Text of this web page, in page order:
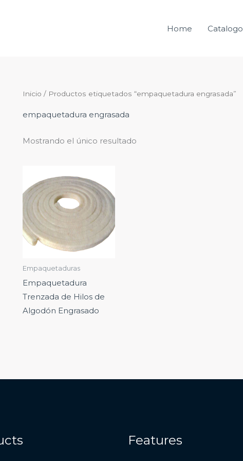
Home Catalogo
Inicio / Productos etiquetados “empaquetadura engrasada”
empaquetadura engrasada
Mostrando el único resultado
Empaquetaduras
Empaquetadura
Trenzada de Hilos de
Algodón Engrasado
Features